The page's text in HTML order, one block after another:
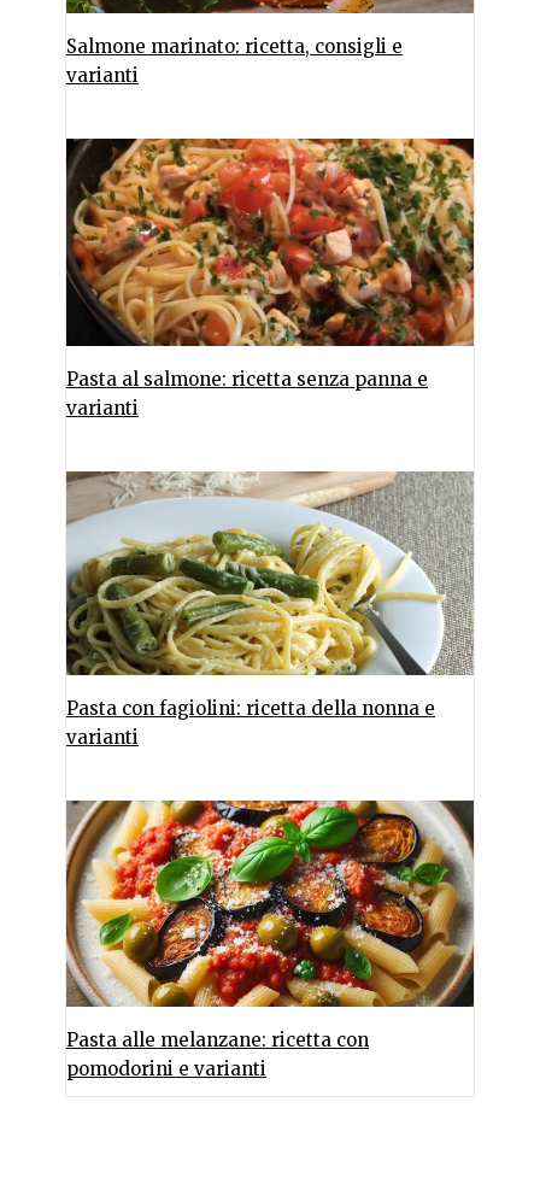
Salmone marinato: ricetta, consigli e
varianti
Pasta al salmone: ricetta senza panna e
varianti
Pasta con fagiolini: ricetta della nonna e
varianti
Pasta alle melanzane: ricetta con
pomodorini e varianti